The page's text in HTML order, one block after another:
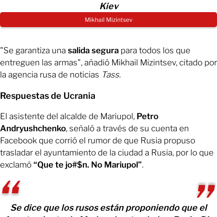
Kiev
Mikhail Mizintsev
"Se garantiza una salida segura para todos los que
entreguen las armas", añadió Mikhail Mizintsev, citado por
la agencia rusa de noticias Tass.
Respuestas de Ucrania
El asistente del alcalde de Mariupol, Petro
Andryushchenko, señaló a través de su cuenta en
Facebook que corrió el rumor de que Rusia propuso
trasladar el ayuntamiento de la ciudad a Rusia, por lo que
exclamó “Que te jo#$n. No Mariupol”.
Se dice que los rusos están proponiendo que el